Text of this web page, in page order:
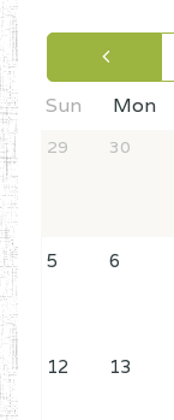
Sun
Mon
29 30
5 6
12 13